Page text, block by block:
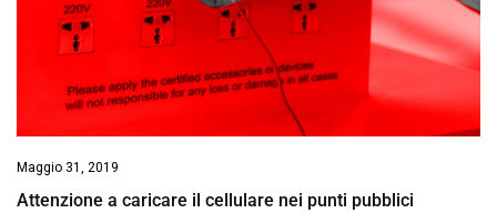
Maggio 31, 2019
Attenzione a caricare il cellulare nei punti pubblici